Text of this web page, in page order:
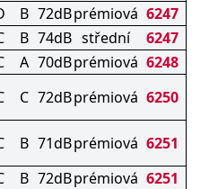
B 72dBprémiová 6247
B 74dB střední
6247
A 70dBprémiová 6248
C 72dBprémiová 6250
B 71dBprémiová 6251
B 72dBprémiová 6251